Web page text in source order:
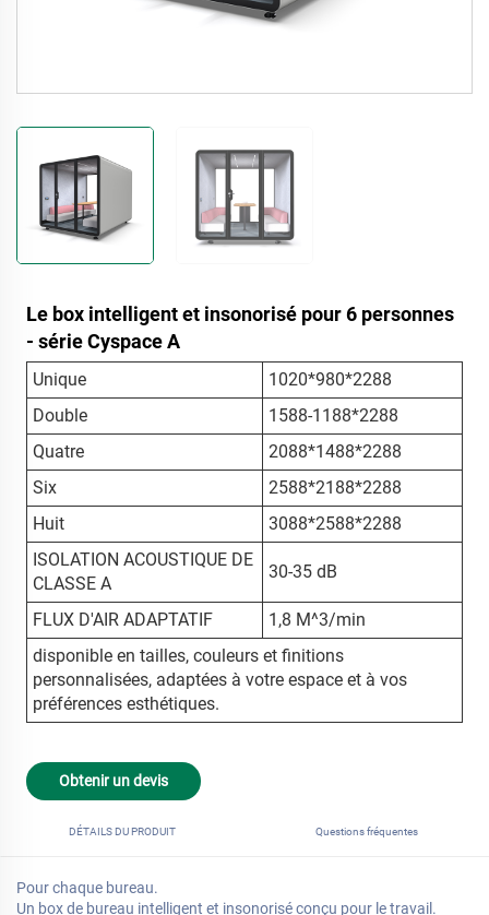
Le box intelligent et insonorisé pour 6 personnes
- série Cyspace A
Unique
1020*980*2288
Double
1588-1188*2288
Quatre
2088*1488*2288
Six
2588*2188*2288
Huit
3088*2588*2288
ISOLATION ACOUSTIQUE DE
CLASSE A
30-35 dB
FLUX D'AIR ADAPTATIF
1,8 M^3/min
disponible en tailles, couleurs et finitions
personnalisées, adaptées à votre espace et à vos
préférences esthétiques.
Obtenir un devis
DÉTAILS DU PRODUIT Questions fréquentes
Pour chaque bureau.
Un box de bureau intelligent et insonorisé conçu pour le travail.